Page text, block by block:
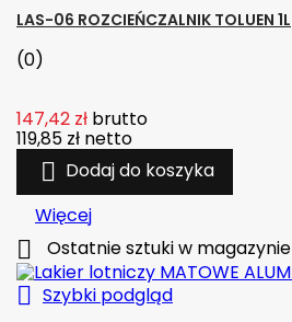
LAS-06 ROZCIEŃCZALNIK TOLUEN 1L
(0)
147,42 zł brutto
119,85 zł netto
 Dodaj do koszyka
Więcej
 Ostatnie sztuki w magazynie
 Szybki podgląd